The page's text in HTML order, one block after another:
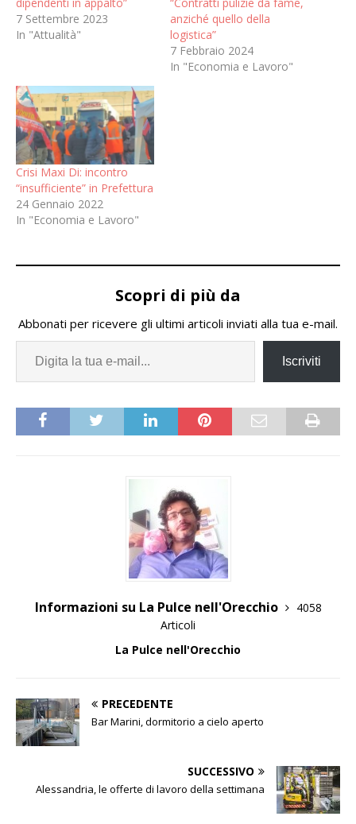
7 Settembre 2023
In "Attualità"
anziché quello della
logistica”
7 Febbraio 2024
In "Economia e Lavoro"
Crisi Maxi Di: incontro
“insufficiente” in Prefettura
24 Gennaio 2022
In "Economia e Lavoro"
Scopri di più da
Abbonati per ricevere gli ultimi articoli inviati alla tua e-mail.
Iscriviti
Informazioni su La Pulce nell'Orecchio
4058
Articoli
La Pulce nell'Orecchio
PRECEDENTE
Bar Marini, dormitorio a cielo aperto
SUCCESSIVO
Alessandria, le offerte di lavoro della settimana